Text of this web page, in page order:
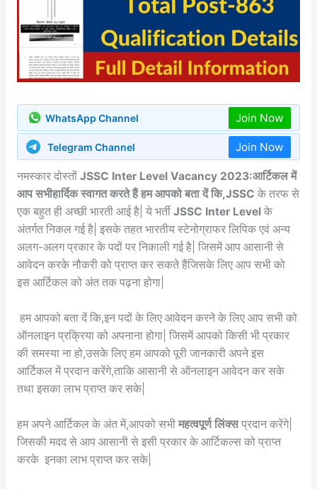
WhatsApp Channel Join Now
Telegram Channel Join Now
नमस्कार दोस्तों JSSC Inter Level Vacancy 2023:आर्टिकल में
आप सभीहार्दिक स्वागत करते हैं हम आपको बता दें कि,JSSC के तरफ से
एक बहुत ही अच्छी भारती आई है| ये भर्ती JSSC Inter Level के
अंतर्गत निकल गई है| इसके तहत भारतीय स्टेनोग्राफर लिपिक एवं अन्य
अलग-अलग प्रकार के पदों पर निकाली गई है| जिसमें आप आसानी से
आवेदन करके नौकरी को प्राप्त कर सकते हैंजिसके लिए आप सभी को
इस आर्टिकल को अंत तक पढ़ना होगा|
हम आपको बता दें कि,इन पदों के लिए आवेदन करने के लिए आप सभी को
ऑनलाइन प्रक्रिया को अपनाना होगा| जिसमें आपको किसी भी प्रकार
की समस्या ना हो,उसके लिए हम आपको पूरी जानकारी अपने इस
आर्टिकल में प्रदान करेंगे,ताकि आसानी से ऑनलाइन आवेदन कर सके
तथा इसका लाभ प्राप्त कर सके|
हम अपने आर्टिकल के अंत में,आपको सभी महत्वपूर्ण लिंक्सप्रदान करेंगे|
जिसकी मदद से आप आसानी से इसी प्रकार के आर्टिकल्स को प्राप्त
करके इनका लाभ प्राप्त कर सके|